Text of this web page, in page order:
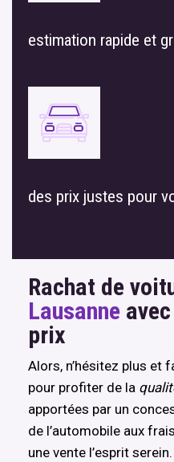
estimation rapide et
des prix justes pour
Rachat de
Lausanne
prix
Alors, n’hésitez plus et
pour profiter de la
apportées par un
de l’automobile aux
une vente l’esprit